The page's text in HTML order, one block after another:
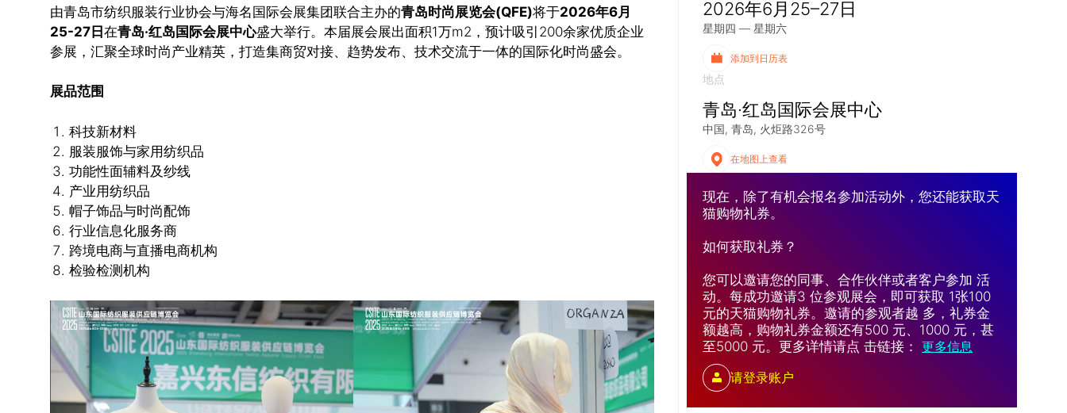
由青岛市纺织服装行业协会与海名国际会展集团联合主办的青岛时尚展览会(QFE)将于2026年6月
25-27日在青岛·红岛国际会展中心盛大举行。本届展会展出面积1万m2，预计吸引200余家优质企业
参展，汇聚全球时尚产业精英，打造集商贸对接、趋势发布、技术交流于一体的国际化时尚盛会。
展品范围
科技新材料
服装服饰与家用纺织品
功能性面辅料及纱线
产业用纺织品
帽子饰品与时尚配饰
行业信息化服务商
跨境电商与直播电商机构
检验检测机构
2026年6月25–27日
星期四 — 星期六
添加到日历表
地点
青岛·红岛国际会展中心
中国 青岛 火炬路326号
在地图上查看
现在，除了有机会报名参加活动外，您还能获取天
猫购物礼券。
如何获取礼券？
您可以邀请您的同事、合作伙伴或者客户参加 活
动。每成功邀请3 位参观展会，即可获取 1张100
元的天猫购物礼券。邀请的参观者越 多，礼券金
额越高，购物礼券金额还有500 元、1000 元，甚
至5000 元。更多详情请点 击链接： 更多信息
请登录账户